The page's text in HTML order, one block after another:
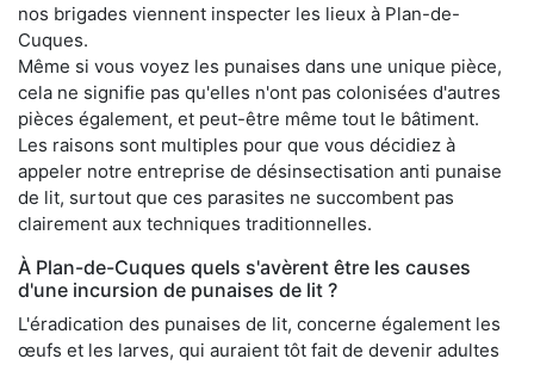
nos brigades viennent inspecter les lieux à Plan-de-
Cuques.
Même si vous voyez les punaises dans une unique pièce,
cela ne signifie pas qu'elles n'ont pas colonisées d'autres
pièces également, et peut-être même tout le bâtiment.
Les raisons sont multiples pour que vous décidiez à
appeler notre entreprise de désinsectisation anti punaise
de lit, surtout que ces parasites ne succombent pas
clairement aux techniques traditionnelles.
À Plan-de-Cuques quels s'avèrent être les causes
d'une incursion de punaises de lit ?
L'éradication des punaises de lit, concerne également les
œufs et les larves, qui auraient tôt fait de devenir adultes